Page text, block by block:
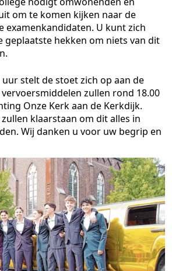
om te komen kijken naar de
examenkandidaten. U kunt zich
geplaatste hekken om niets van dit
uur stelt de stoet zich op aan de
zullen rond 18.00
Onze Kerk aan de Kerkdijk.
klaarstaan om dit alles in
Wij danken u voor uw begrip en